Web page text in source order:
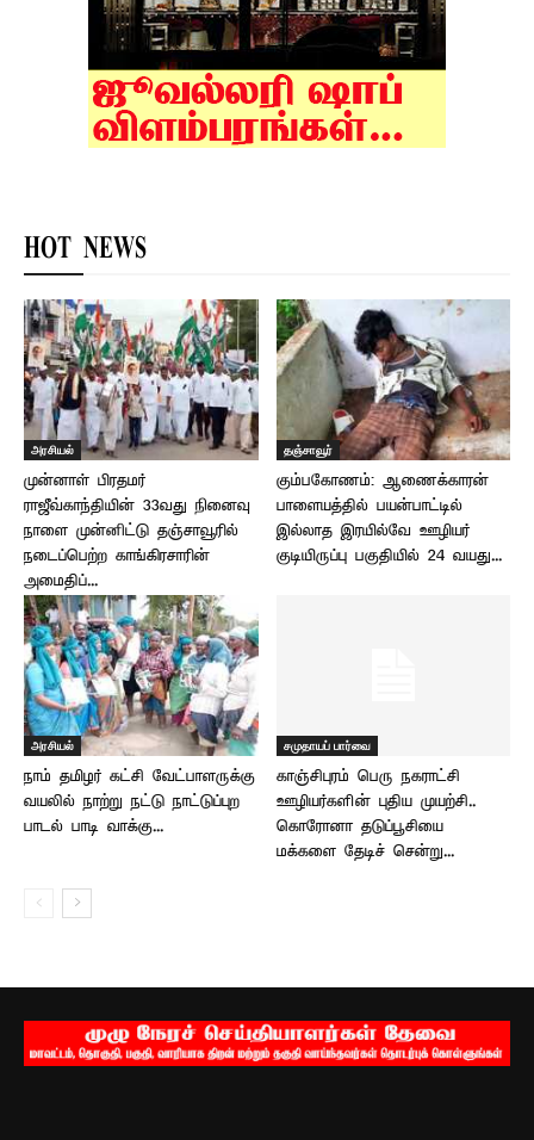
HOT NEWS
அரசியல்
முன்னாள் பிரதமர்
ராஜீவ்காந்தியின் 33வது நினைவு
நாளை முன்னிட்டு தஞ்சாவூரில்
நடைப்பெற்ற காங்கிரசாரின்
அமைதிப்...
தஞ்சாவூர்
கும்பகோணம்: ஆணைக்காரன்
பாளையத்தில் பயன்பாட்டில்
இல்லாத இரயில்வே ஊழியர்
குடியிருப்பு பகுதியில் 24 வயது...
அரசியல்
நாம் தமிழர் கட்சி வேட்பாளருக்கு
வயலில் நாற்று நட்டு நாட்டுப்புற
பாடல் பாடி வாக்கு...
சமுதாயப் பார்வை
காஞ்சிபுரம் பெரு நகராட்சி
ஊழியர்களின் புதிய முயற்சி..
கொரோனா தடுப்பூசியை
மக்களை தேடிச் சென்று...